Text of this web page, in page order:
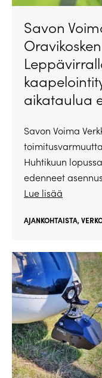
Savon
aikataulua
Savon Voima
Huhtikuun
edenneet
Lue lisää
AJANKOHTAISTA,